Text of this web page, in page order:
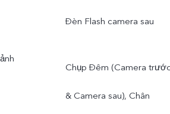
Đèn Flash camera sau
Chụp Đêm (Camera
& Camera sau), Chân